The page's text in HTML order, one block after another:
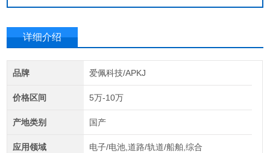
详细介绍
品牌 爱佩科技/APKJ
价格区间 5万-10万
产地类别 国产
应用领域 电子/电池,道路/轨道/船舶,综合